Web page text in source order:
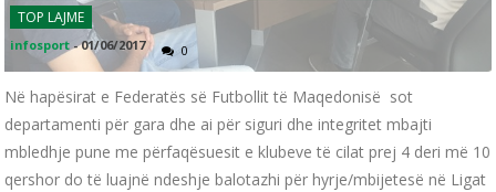
TOP LAJME
infosport -01/06/2017 0
Në hapësirat e Federatës së Futbollit të Maqedonisë sot
departamenti për gara dhe ai për siguri dhe integritet mbajti
mbledhje pune me përfaqësuesit e klubeve të cilat prej 4 deri më 10
qershor do të luajnë ndeshje balotazhi për hyrje/mbijetesë në Ligat